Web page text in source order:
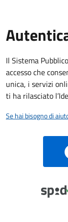
Il Sistema
accesso che
unica, i servizi
ti ha rilasciato
Se hai bisogno di